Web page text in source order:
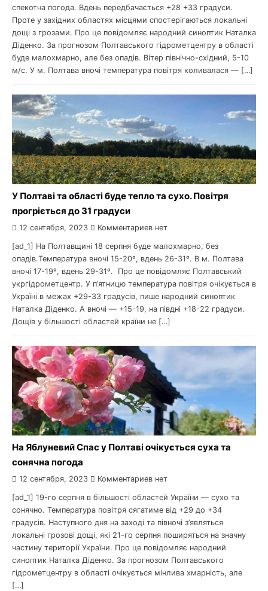
спекотна погода. Вдень передбачається +28 +33 градуси.
Проте у західних областях місцями спостерігаються локальні
дощі з грозами. Про це повідомляє народний синоптик Наталка
Діденко. За прогнозом Полтавського гідрометцентру в області
буде малохмарно, але без опадів. Вітер північно-східний, 5-10
м/с. У м. Полтава вночі температура повітря коливалася — […]
У Полтаві та області буде тепло та сухо. Повітря
прогріється до 31 градуси
12 сентября, 2023 Комментариев нет
[ad_1] На Полтавщині 18 серпня буде малохмарно, без
опадів.Температура вночі 15-20º, вдень 26-31º. В м. Полтава
вночі 17-19º, вдень 29-31º. Про це повідомляє Полтавський
укргідрометцентр. У п’ятницю температура повітря очікується в
Україні в межах +29-33 градусів, пише народний синоптик
Наталка Діденко. А вночі — +15-19, на півдні +18-22 градуси.
Дощів у більшості областей країни не […]
На Яблуневий Спас у Полтаві очікується суха та
сонячна погода
12 сентября, 2023 Комментариев нет
[ad_1] 19-го серпня в більшості областей України — сухо та
сонячно. Температура повітря сягатиме від +29 до +34
градусів. Наступного дня на заході та півночі з’являться
локальні грозові дощі, які 21-го серпня поширяться на значну
частину території України. Про це повідомляє народний
синоптик Наталка Діденко. За прогнозом Полтавського
гідрометцентру в області очікується мінлива хмарність, але
[…]